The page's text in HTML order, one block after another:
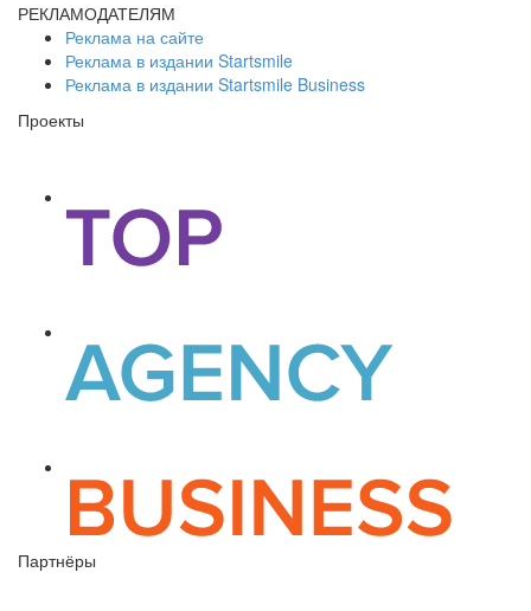
РЕКЛАМОДАТЕЛЯМ
Реклама на сайте
Реклама в издании Startsmile
Реклама в издании Startsmile Business
Проекты
Партнёры